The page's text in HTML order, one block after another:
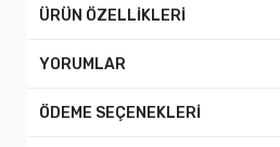
ÜRÜN ÖZELLİKLERİ
YORUMLAR
ÖDEME SEÇENEKLERİ